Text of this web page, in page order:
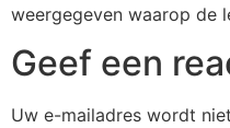
weergegeven waarop de
Geef een
Uw e-mailadres wordt